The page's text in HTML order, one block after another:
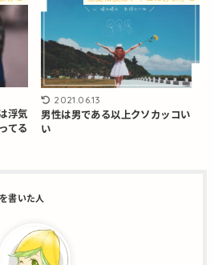
浮気
てる
2021.06.13
男性は男である以上クソカッコい
い